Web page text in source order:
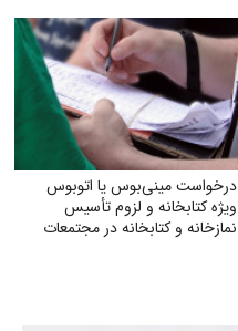
درخواست مینی‌بوس یا اتوبوس
ویژه کتابخانه و لزوم تأسیس
نمازخانه و کتابخانه در مجتمعات